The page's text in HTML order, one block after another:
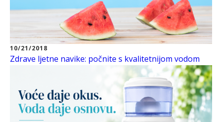
10/21/2018
Zdrave ljetne navike: počnite s kvalitetnijom vodom